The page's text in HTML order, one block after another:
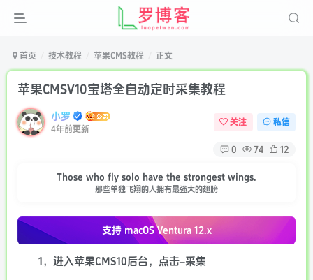
首页 技术教程 苹果CMS教程 正文
苹果CMSV10宝塔全自动定时采集教程
小罗
4年前更新
关注 私信
0 74 12
Those who fly solo have the strongest wings.
那些单独飞翔的人拥有最强大的翅膀
支持 macOSVentura 12.x
1，进入苹果CMS10后台，点击–采集